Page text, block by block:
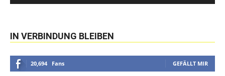
IN VERBINDUNG BLEIBEN
20,694 Fans GEFÄLLT MIR